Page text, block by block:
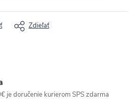
Zdieľať
je doručenie kurierom SPS zdarma